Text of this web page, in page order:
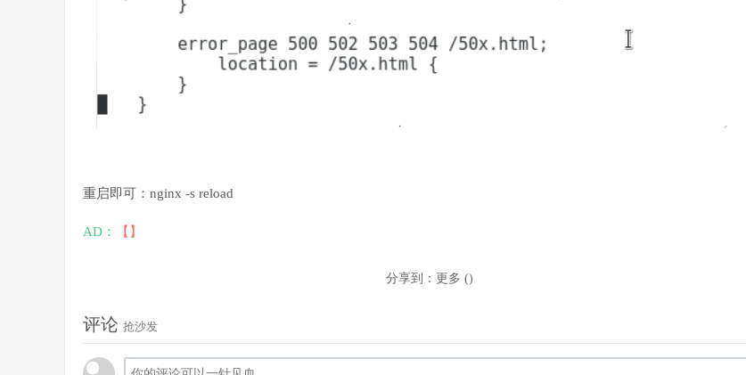
重启即可：nginx -s reload
AD： 【】
分享到： 更多 ()
评论 抢沙发